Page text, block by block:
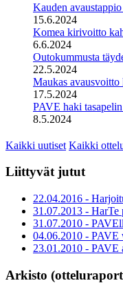
Kauden avaustappio
15.6.2024
Komea kirivoitto
6.6.2024
Outokummusta
22.5.2024
Maukas avausvoitto
17.5.2024
PAVE haki
8.5.2024
Kaikki uutiset Kaikki
Liittyvät jutut
22.04.2016 -
31.07.2013 - HarTe
31.07.2010 -
04.06.2010 - PAVE
23.01.2010 - PAVE
Arkisto